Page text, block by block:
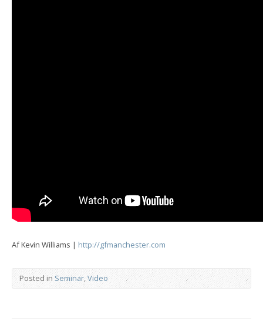
Af Kevin Williams | http://gfmanchester.com
Posted in Seminar,Video